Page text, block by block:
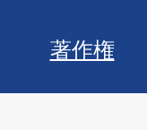
著作権